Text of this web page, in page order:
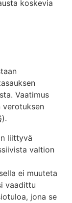
koskevia
Vaatimus
verotuksen
liittyvä
valtion
ei muuteta
vaadittu
jona se